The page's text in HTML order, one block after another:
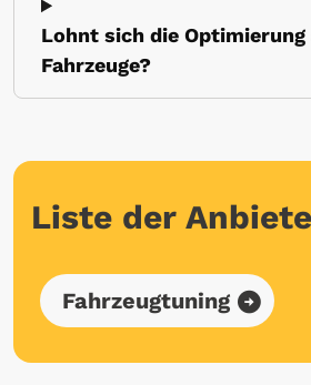
Lohnt sich die
Fahrzeuge?
Liste der
Fahrzeugtuning